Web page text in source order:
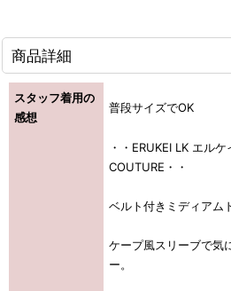
商品詳細
スタッフ着用の
感想
普段サイズでOK
・・ERUKEI LK エル
COUTURE・・
ベルト付きミディアム
ケープ風スリーブで気
ー。